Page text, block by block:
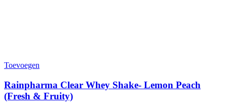
Toevoegen
Rainpharma Clear Whey Shake- Lemon Peach
(Fresh & Fruity)